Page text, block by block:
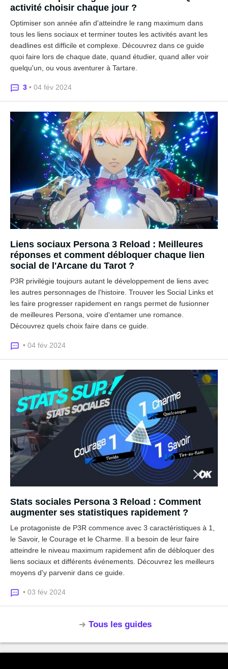
activité choisir chaque jour ?
Optimiser son année afin d'atteindre le rang maximum dans
tous les liens sociaux et terminer toutes les activités avant les
deadlines est difficile et complexe. Découvrez dans ce guide
quoi faire lors de chaque date, quand étudier, quand aller voir
quelqu'un, ou vous aventurer à Tartare.
3 • 04 fév 2024
Liens sociaux Persona 3 Reload : Meilleures
réponses et comment débloquer chaque lien
social de l'Arcane du Tarot ?
P3R privilégie toujours autant le développement de liens avec
les autres personnages de l'histoire. Trouver les Social Links et
les faire progresser rapidement en rangs permet de fusionner
de meilleures Persona, voire d'entamer une romance.
Découvrez quels choix faire dans ce guide.
• 04 fév 2024
Stats sociales Persona 3 Reload : Comment
augmenter ses statistiques rapidement ?
Le protagoniste de P3R commence avec 3 caractéristiques à 1,
le Savoir, le Courage et le Charme. Il a besoin de leur faire
atteindre le niveau maximum rapidement afin de débloquer des
liens sociaux et différents événements. Découvrez les meilleurs
moyens d'y parvenir dans ce guide.
• 03 fév 2024
Tous les guides